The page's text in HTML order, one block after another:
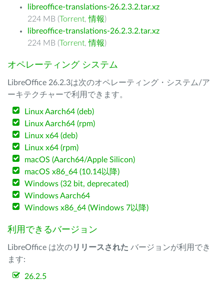
libreoffice-translations-26.2.3.2.tar.xz
224 MB (Torrent,情報)
libreoffice-translations-26.2.3.2.tar.xz
224 MB (Torrent,情報)
オペレーティング システム
LibreOffice 26.2.3は次のオペレーティング・システム/ア
ーキテクチャーで利用できます。
Linux Aarch64 (deb)
Linux Aarch64 (rpm)
Linux x64 (deb)
Linux x64 (rpm)
macOS (Aarch64/Apple Silicon)
macOS x86_64 (10.14以降)
Windows (32 bit, deprecated)
Windows Aarch64
Windows x86_64 (Windows 7以降)
利用できるバージョン
LibreOffice は次のリリースされた バージョンが利用でき
ます:
26.2.5